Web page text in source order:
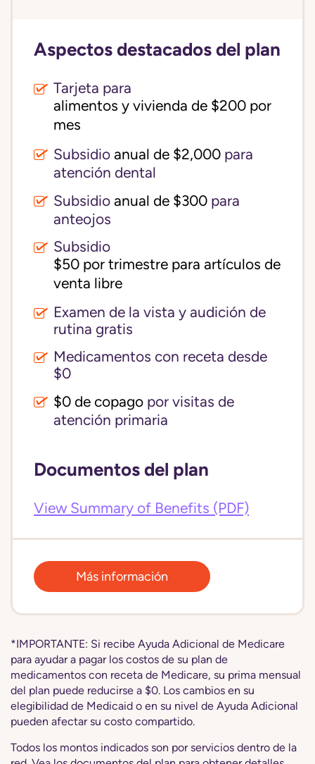
Aspectos destacados del plan
Tarjeta para
alimentos y vivienda de $200 por
mes
Subsidio anual de $2,000 para
atención dental
Subsidio anual de $300 para
anteojos
Subsidio
$50 por trimestre para artículos de
venta libre
Examen de la vista y audición de
rutina gratis
Medicamentos con receta desde
$0
$0 de copago por visitas de
atención primaria
Documentos del plan
View Summary of Benefits (PDF)
Más información
*IMPORTANTE: Si recibe Ayuda Adicional de Medicare
para ayudar a pagar los costos de su plan de
medicamentos con receta de Medicare, su prima mensual
del plan puede reducirse a $0. Los cambios en su
elegibilidad de Medicaid o en su nivel de Ayuda Adicional
pueden afectar su costo compartido.
Todos los montos indicados son por servicios dentro de la